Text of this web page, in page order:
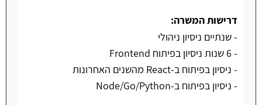
דרישות המשרה:
- שנתיים ניסיון ניהולי
- 6 שנות ניסיון בפיתוח Frontend
- ניסיון בפיתוח ב-React מהשנים האחרונות
- ניסיון בפיתוח ב-Node/Go/Python